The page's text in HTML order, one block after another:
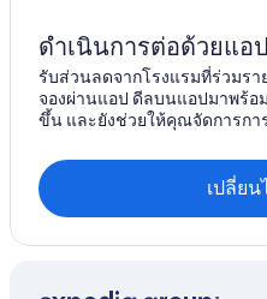
ดำเนินการต่อด้วยแอ
รับส่วนลดจากโรงแรมที่ร่วมร
จองผ่านแอป ดีลบนแอปมาพร้
ขึ้น และยังช่วยให้คุณจัดการกา
เปลี่ย